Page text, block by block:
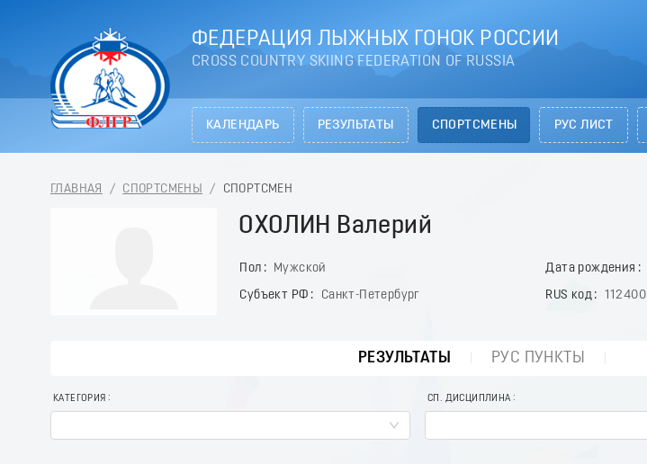
ФЕДЕРАЦИЯ ЛЫЖНЫХ ГОНОК РОССИИ
CROSS COUNTRY SKIING FEDERATION OF RUSSIA
КАЛЕНДАРЬ РЕЗУЛЬТАТЫ СПОРТСМЕНЫ РУС ЛИСТ
ГЛАВНАЯ / СПОРТСМЕНЫ / СПОРТСМЕН
ОХОЛИН Валерий
Пол Мужской Дата рождения
Субъект РФ
Санкт-Петербург RUS код 112400
РЕЗУЛЬТАТЫ РУС ПУНКТЫ
КАТЕГОРИЯ СП. ДИСЦИПЛИНА